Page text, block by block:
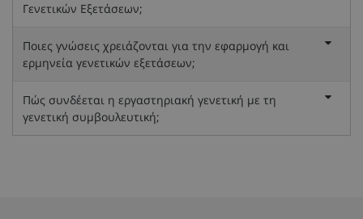
Γενετικών Εξετάσεων;
Ποιες γνώσεις χρειάζονται για την εφαρμογή και
ερμηνεία γενετικών εξετάσεων;
Πώς συνδέεται η εργαστηριακή γενετική με τη
γενετική συμβουλευτική;